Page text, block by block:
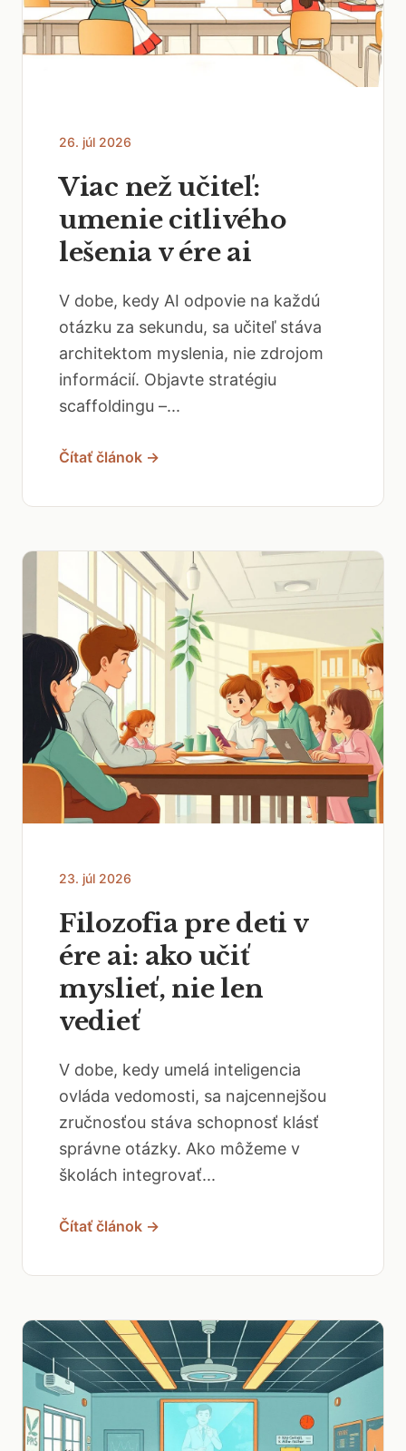
26. júl 2026
Viac než učiteľ:
umenie citlivého
lešenia v ére ai
V dobe, kedy AI odpovie na každú
otázku za sekundu, sa učiteľ stáva
architektom myslenia, nie zdrojom
informácií. Objavte stratégiu
scaffoldingu –...
Čítať článok →
23. júl 2026
Filozofia pre deti v
ére ai: ako učiť
myslieť, nie len
vedieť
V dobe, kedy umelá inteligencia
ovláda vedomosti, sa najcennejšou
zručnosťou stáva schopnosť klásť
správne otázky. Ako môžeme v
školách integrovať...
Čítať článok →